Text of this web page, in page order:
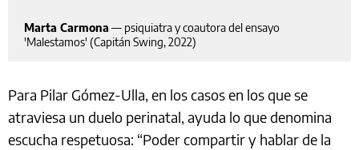
Marta Carmona — psiquiatra y coautora del ensayo
'Malestamos' (Capitán Swing, 2022)
Para Pilar Gómez-Ulla, en los casos en los que se
atraviesa un duelo perinatal, ayuda lo que denomina
escucha respetuosa: “Poder compartir y hablar de la